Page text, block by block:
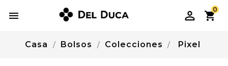

0
Casa Bolsos Colecciones Pixel